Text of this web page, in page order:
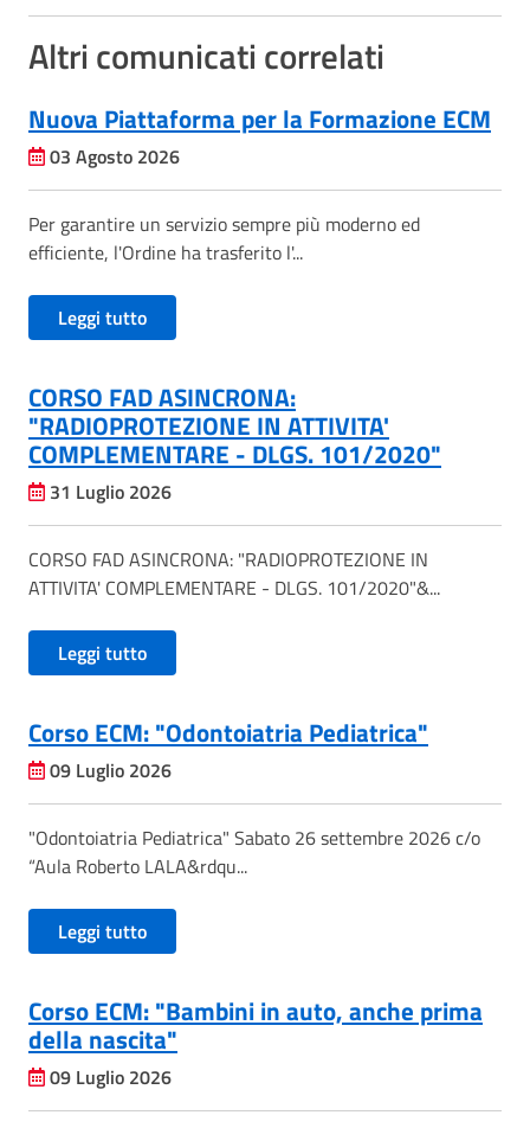
Altri comunicati correlati
Nuova Piattaforma per la Formazione ECM
03 Agosto 2026
Per garantire un servizio sempre più moderno ed
efficiente, l'Ordine ha trasferito l'...
Leggi tutto
CORSO FAD ASINCRONA:
"RADIOPROTEZIONE IN ATTIVITA'
COMPLEMENTARE - DLGS. 101/2020"
31 Luglio 2026
CORSO FAD ASINCRONA: "RADIOPROTEZIONE IN
ATTIVITA' COMPLEMENTARE - DLGS. 101/2020"&...
Leggi tutto
Corso ECM: "Odontoiatria Pediatrica"
09 Luglio 2026
"Odontoiatria Pediatrica" Sabato 26 settembre 2026 c/o
“Aula Roberto LALA&rdqu...
Leggi tutto
Corso ECM: "Bambini in auto, anche prima
della nascita"
09 Luglio 2026